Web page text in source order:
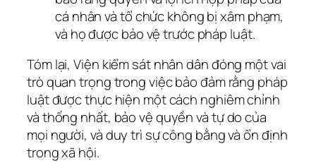
cá nhân và tổ chức không bị xâm phạm,
và họ được bảo vệ trước pháp luật.
Tóm lại, Viện kiểm sát nhân dân đóng một vai
trò quan trọng trong việc bảo đảm rằng pháp
luật được thực hiện một cách nghiêm chỉnh
và thống nhất, bảo vệ quyền và tự do của
mọi người, và duy trì sự công bằng và ổn định
trong xã hội.